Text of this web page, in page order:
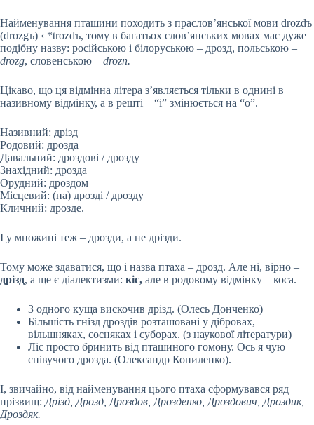
Найменування пташини походить з праслов’янської мови drozdъ
(drozgъ) ‹ *trozdъ, тому в багатьох слов’янських мовах має дуже
подібну назву: російською і білоруською – дрозд, польською –
drozg, словенською – drozn.
Цікаво, що ця відмінна літера з’являється тільки в однині в
називному відмінку, а в решті – “і” змінюється на “о”.
Називний: дрізд
Родовий: дрозда
Давальний: дроздові / дрозду
Знахідний: дрозда
Орудний: дроздом
Місцевий: (на) дрозді / дрозду
Кличний: дрозде.
І у множині теж – дрозди, а не дрізди.
Тому може здаватися, що і назва птаха – дрозд. Але ні, вірно –
дрізд, а ще є діалектизми: кіс, але в родовому відмінку – коса.
З одного куща вискочив дрізд. (Олесь Донченко)
Більшість гнізд дроздів розташовані у дібровах,
вільшняках, сосняках і суборах. (з наукової літератури)
Ліс просто бринить від пташиного гомону. Ось я чую
співучого дрозда. (Олександр Копиленко).
І, звичайно, від найменування цього птаха сформувався ряд
прізвищ: Дрізд, Дрозд, Дроздов, Дрозденко, Дроздович, Дроздик,
Дроздяк.